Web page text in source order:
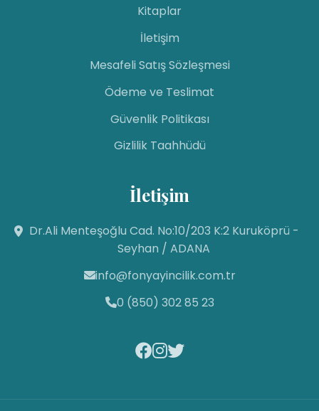
Kitaplar
İletişim
Mesafeli Satış Sözleşmesi
Ödeme ve Teslimat
Güvenlik Politikası
Gizlilik Taahhüdü
İletişim
Dr.Ali Menteşoğlu Cad. No:10/203 K:2 Kuruköprü -
Seyhan / ADANA
info@fonyayincilik.com.tr
0 (850) 302 85 23
Canlı Destek Hattı
Fon Yayıncılık
Merhaba! Size nasıl yardımcı
olabilirim? Aşağıdan mesajınızı